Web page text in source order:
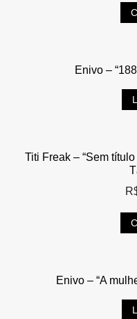
Enivo –
Titi Freak – “Sem
Enivo – “A